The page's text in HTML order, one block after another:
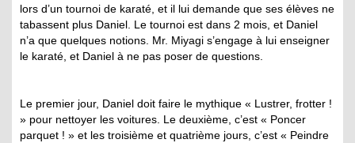
lors d’un tournoi de karaté, et il lui demande que ses élèves ne
tabassent plus Daniel. Le tournoi est dans 2 mois, et Daniel
n’a que quelques notions. Mr. Miyagi s’engage à lui enseigner
le karaté, et Daniel à ne pas poser de questions.
Le premier jour, Daniel doit faire le mythique « Lustrer, frotter !
» pour nettoyer les voitures. Le deuxième, c’est « Poncer
parquet ! » et les troisième et quatrième jours, c’est « Peindre